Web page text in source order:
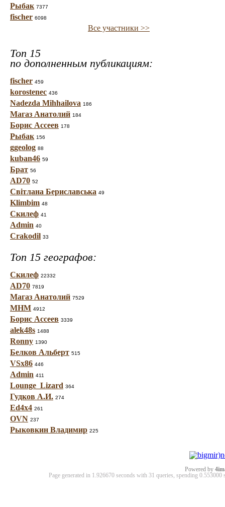
Рыбак 7377
fischer 6098
Все участники >>
Топ 15
по дополненным публикациям:
fischer 459
korostenec 436
Nadezda Mihhailova 186
Магаз Анатолий 184
Борис Ассеев 178
Рыбак 156
ggeolog 88
kuban46 59
Брат 56
AD70 52
Світлана Бериславська 49
Klimbim 48
Скилеф 41
Admin 40
Crakodil 33
Топ 15 географов:
Скилеф 22332
AD70 7819
Магаз Анатолий 7529
МНМ 4912
Борис Ассеев 3339
alek48s 1488
Ronny 1390
Белков Альберт 515
VSx86 446
Admin 411
Lounge_Lizard 364
Гудков А.И. 274
Ed4x4 261
OVN 237
Рыковкин Владимир 225
Powered by
Page generated in 1.926670 seconds with 31 queries, spending